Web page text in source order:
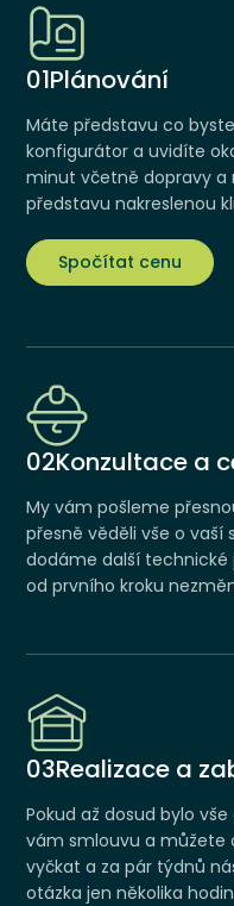
01Plánování
Máte představu co
konfigurátor a uvidíte
minut včetně dopravy a
představu nakreslenou
Spočítat cenu
02Konzultace a
My vám pošleme
přesně věděli vše o
dodáme další technické
od prvního kroku
03Realizace a
Pokud až dosud bylo
vám smlouvu a můžete
vyčkat a za pár týdnů
otázka jen několika